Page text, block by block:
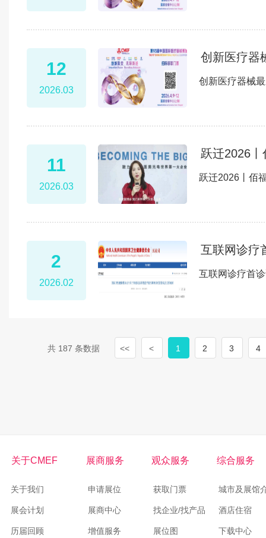
12
2026.03
创新医疗器
创新医疗器械
11
2026.03
跃迁2026
跃迁2026丨佰
2
2026.02
互联网诊疗
互联网诊疗首
共 187 条数据 << < 1 2 3 4
关于CMEF
关于我们
展会计划
历届回顾
展商服务
申请展位
展商中心
增值服务
观众服务
获取门票
找企业/找产品
展位图
综合服务
城市及展馆
酒店住宿
下载中心